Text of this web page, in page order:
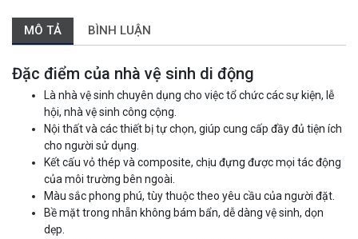
MÔ TẢ BÌNH LUẬN
Đặc điểm của nhà vệ sinh di động
Là nhà vệ sinh chuyên dụng cho việc tổ chức các sự kiện, lễ
hội, nhà vệ sinh công cộng.
Nội thất và các thiết bị tự chọn, giúp cung cấp đầy đủ tiện ích
cho người sử dụng.
Kết cấu vỏ thép và composite, chịu đựng được mọi tác động
của môi trường bên ngoài.
Màu sắc phong phú, tùy thuộc theo yêu cầu của người đặt.
Bề mặt trong nhẵn không bám bẩn, dễ dàng vệ sinh, dọn
dẹp.